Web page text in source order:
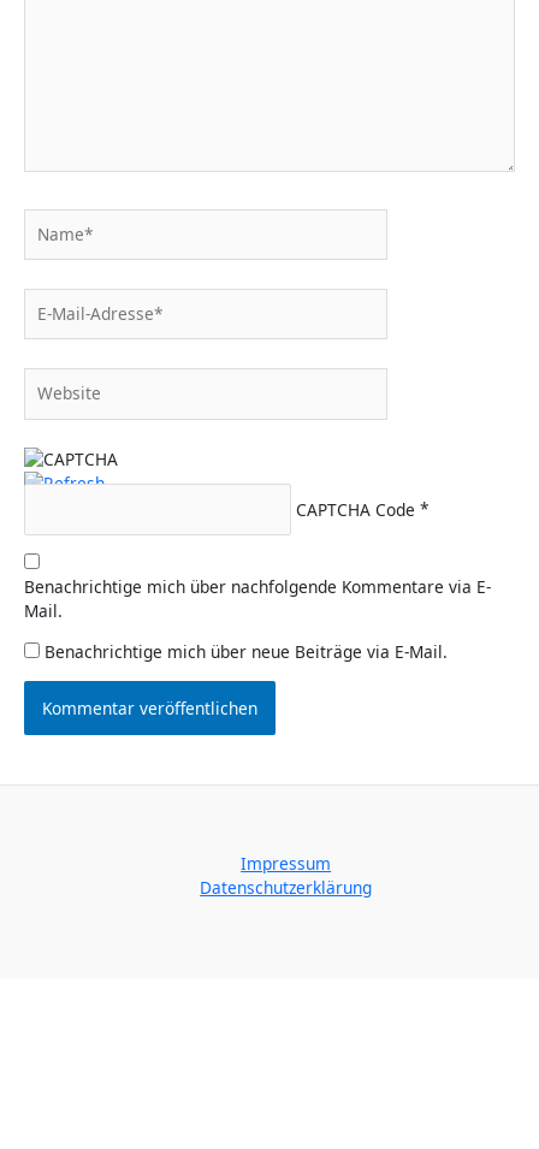
Mail-
Adresse*
CAPTCHA Code *
Benachrichtige mich über nachfolgende Kommentare via E-
Mail.
Benachrichtige mich über neue Beiträge via E-Mail.
Impressum
Datenschutzerklärung